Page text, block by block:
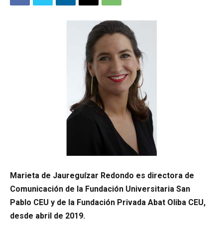
Marieta de Jaureguízar Redondo es directora de
Comunicación de la Fundación Universitaria San
Pablo CEU y de la Fundación Privada Abat Oliba CEU,
desde abril de 2019.